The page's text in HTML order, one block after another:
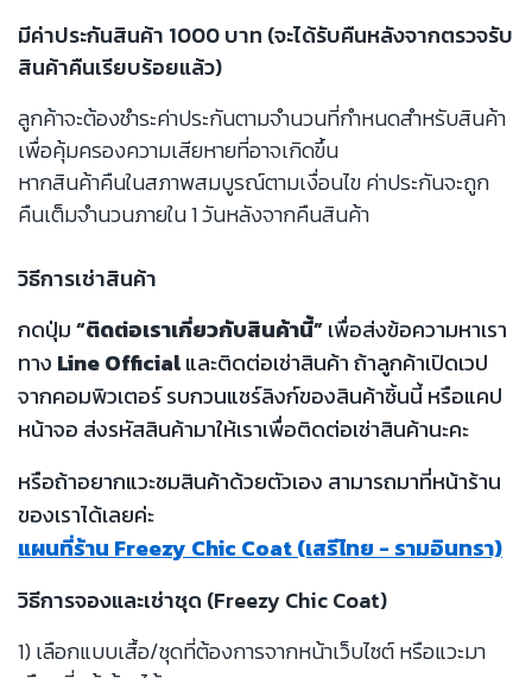
มีค่าประกันสินค้า 1000 บาท (จะได้รับคืนหลังจากตรวจรับ
สินค้าคืนเรียบร้อยแล้ว)
ลูกค้าจะต้องชำระค่าประกันตามจำนวนที่กำหนดสำหรับสินค้า
เพื่อคุ้มครองความเสียหายที่อาจเกิดขึ้น
หากสินค้าคืนในสภาพสมบูรณ์ตามเงื่อนไข ค่าประกันจะถูก
คืนเต็มจำนวนภายใน 1 วันหลังจากคืนสินค้า
วิธีการเช่าสินค้า
กดปุ่ม“ติดต่อเราเกี่ยวกับสินค้านี้”เพื่อส่งข้อความหาเรา
ทาง Line Officialและติดต่อเช่าสินค้า ถ้าลูกค้าเปิดเวป
จากคอมพิวเตอร์ รบกวนแชร์ลิงก์ของสินค้าชิ้นนี้ หรือแคป
หน้าจอ ส่งรหัสสินค้ามาให้เราเพื่อติดต่อเช่าสินค้านะคะ
หรือถ้าอยากแวะชมสินค้าด้วยตัวเอง สามารถมาที่หน้าร้าน
ของเราได้เลยค่ะ
แผนที่ร้าน Freezy Chic Coat (เสรีไทย - รามอินทรา)
วิธีการจองและเช่าชุด (Freezy Chic Coat)
1) เลือกแบบเสื้อ/ชุดที่ต้องการจากหน้าเว็บไซต์ หรือแวะมา